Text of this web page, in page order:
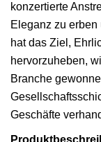
konzertierte
Eleganz zu
hat das Ziel,
hervorzuheben,
Branche
Geschäfte